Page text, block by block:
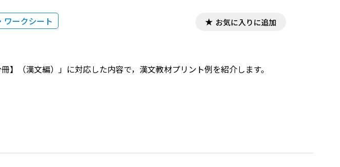
ワークシート お気に入りに追加
】（漢文編）」に対応した内容で，漢文教材プリント例を紹介します。